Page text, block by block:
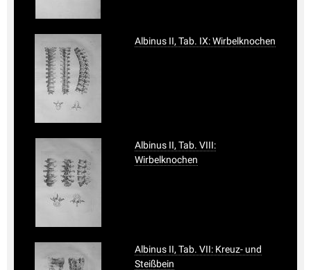
Albinus II, Tab. IX: Wirbelknochen
Albinus II, Tab. VIII:
Wirbelknochen
Albinus II, Tab. VII: Kreuz- und
Steißbein